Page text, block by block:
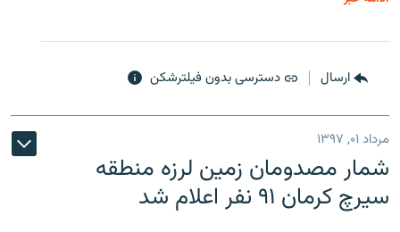
ارسال دسترسی بدون فیلترشکن
مرداد ۰۱, ۱۳۹۷
شمار مصدومان زمین لرزه منطقه
سیرچ کرمان ۹۱ نفر اعلام شد